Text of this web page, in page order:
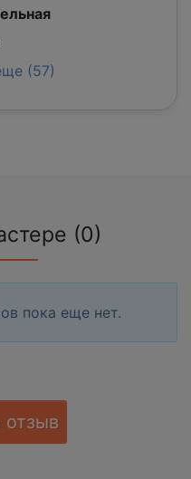
(57)
(0)
пока еще нет.
отзыв